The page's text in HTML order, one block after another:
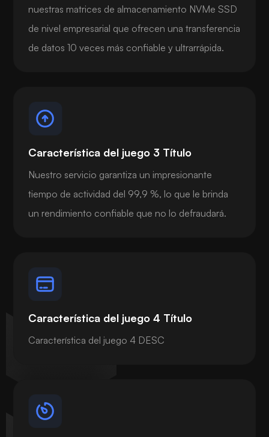
nuestras matrices de almacenamiento NVMe SSD
de nivel empresarial que ofrecen una transferencia
de datos 10 veces más confiable y ultrarrápida.
Característica del juego 3 Título
Nuestro servicio garantiza un impresionante
tiempo de actividad del 99,9 %, lo que le brinda
un rendimiento confiable que no lo defraudará.
Característica del juego 4 Título
Característica del juego 4 DESC